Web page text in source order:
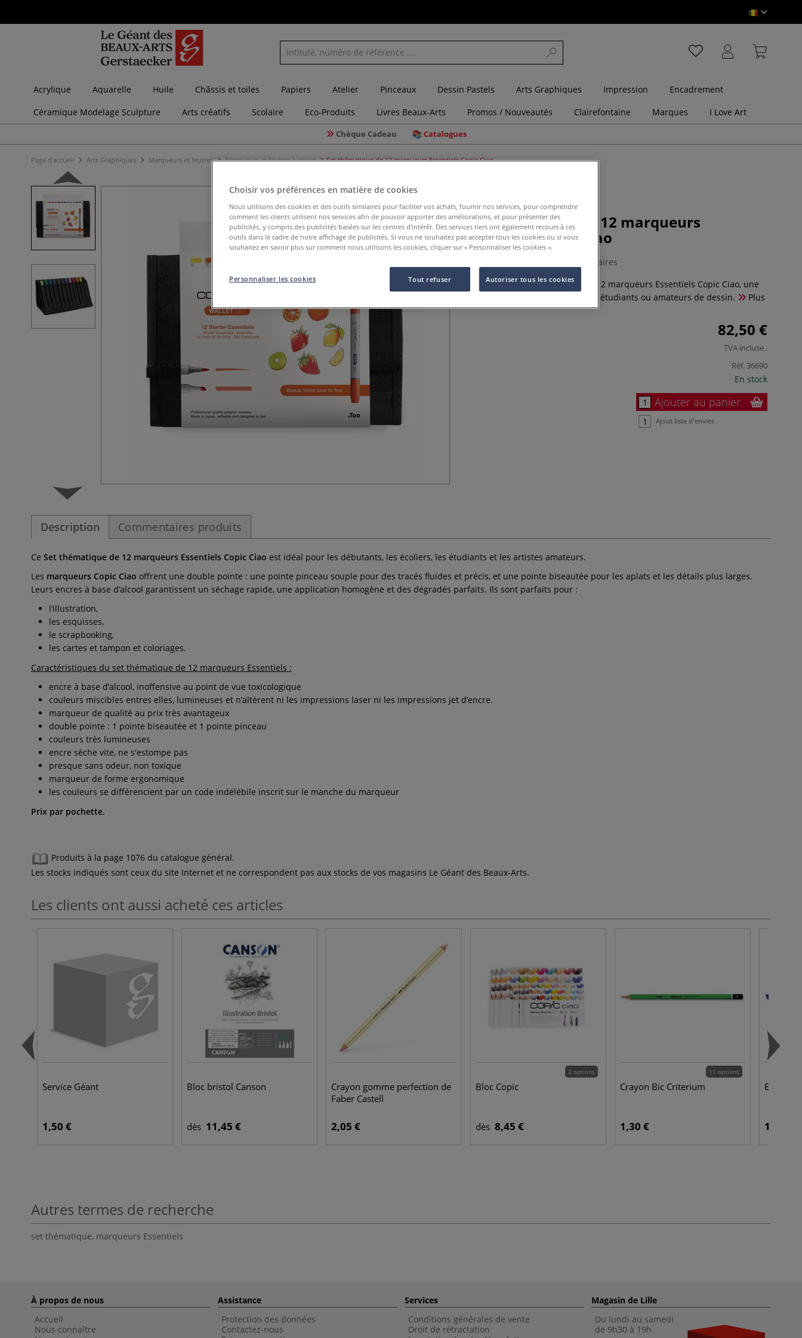
Acrylique Aquarelle Huile Châssis et toiles Papiers Atelier Pinceaux Dessin Pastels Arts Graphiques Impression
Encadrement
Céramique Modelage Sculpture
Arts créatifs Scolaire Eco-Produits Livres Beaux-Arts Promos / Nouveautés Clairefontaine Marques I Love Art
Chèque Cadeau Catalogues
Page d'accueil Arts Graphiques Marqueurs et feutres Marqueurs et feutres à alcool Set thématique de 12 marqueurs Essentiels Copic Ciao
Set thématique de 12 marqueurs
Essentiels Copic Ciao
0 Commentaires
Découvrez le Set thématique de 12 marqueurs Essentiels Copic Ciao, une
sélection idéale pour les artistes, étudiants ou amateurs de dessin.
Plus
82,50 €
TVA incluse .
Réf. 36690
En stock
Ajouter au panier
Ajout liste d'envies
Description Commentaires produits
Ce Set thématique de 12 marqueurs Essentiels Copic Ciao est idéal pour les débutants, les écoliers, les étudiants et les artistes amateurs.
Les marqueurs Copic Ciao offrent une double pointe : une pointe pinceau souple pour des tracés fluides et précis, et une pointe biseautée pour les aplats et les détails plus larges.
Leurs encres à base d’alcool garantissent un séchage rapide, une application homogène et des dégradés parfaits. Ils sont parfaits pour :
l’illustration,
les esquisses,
le scrapbooking,
les cartes et tampon et coloriages.
Caractéristiques du set thématique de 12 marqueurs Essentiels :
encre à base d’alcool, inoffensive au point de vue toxicologique
couleurs miscibles entres elles, lumineuses et n’altèrent ni les impressions laser ni les impressions jet d’encre.
marqueur de qualité au prix très avantageux
double pointe : 1 pointe biseautée et 1 pointe pinceau
couleurs très lumineuses
encre sèche vite, ne s'estompe pas
presque sans odeur, non toxique
marqueur de forme ergonomique
les couleurs se différencient par un code indélébile inscrit sur le manche du marqueur
Prix par pochette.
Produits à la page 1076 du catalogue général.
Les stocks indiqués sont ceux du site Internet et ne correspondent pas aux stocks de vos magasins Le Géant des Beaux-Arts.
Les clients ont aussi acheté ces articles
Service Géant
1,50 €
Bloc bristol Canson
dès 11,45 €
Crayon gomme perfection de
Faber Castell
2,05 €
2 options
Bloc Copic
dès 8,45 €
11 options
Crayon Bic Criterium
1,30 €
Effaceur
1,25 €
Autres termes de recherche
set thématique, marqueurs Essentiels
À propos de nous
Accueil
Nous connaître
Assistance
Protection des données
Contactez-nous
Services
Conditions générales de vente
Droit de rétractation
Magasin de Lille
Du lundi au samedi
de 9h30 à 19h
Choisir vos préférences en matière de cookies
Nous utilisons des cookies et des outils similaires pour faciliter vos achats, fournir nos services, pour comprendre
comment les clients utilisent nos services afin de pouvoir apporter des améliorations, et pour présenter des
publicités, y compris des publicités basées sur les centres d’intérêt. Des services tiers ont également recours à ces
outils dans le cadre de notre affichage de publicités. Si vous ne souhaitez pas accepter tous les cookies ou si vous
souhaitez en savoir plus sur comment nous utilisons les cookies, cliquer sur « Personnaliser les cookies ».
Tout refuser Autoriser tous les cookies
Personnaliser les cookies